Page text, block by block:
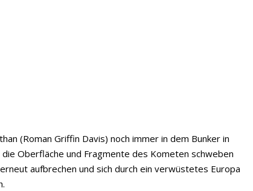
(Roman Griffin Davis) noch immer in dem Bunker in
Oberfläche und Fragmente des Kometen schweben
aufbrechen und sich durch ein verwüstetes Europa